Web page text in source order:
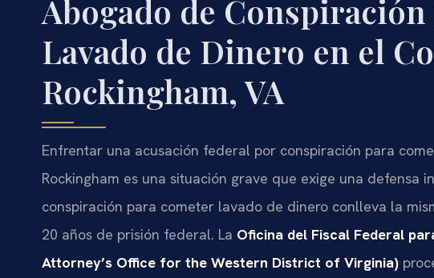
Abogado de
Lavado de Dinero en el
Rockingham, VA
Enfrentar una acusación federal por conspiración para
Rockingham es una situación grave que exige una defensa
conspiración para cometer lavado de dinero conlleva la
20 años de prisión federal. La Oficina del Fiscal Federal
Attorney’s Office for the Western District of Virginia)